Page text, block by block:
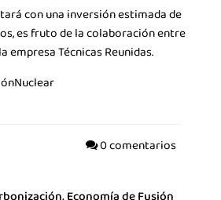
Asociación
Noticias
Agenda
con una inversión estimada de
es fruto de la colaboración entre
empresa Técnicas Reunidas.
0 comentarios